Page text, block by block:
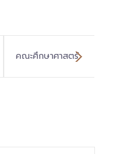
คณะศึกษาศาสตร์